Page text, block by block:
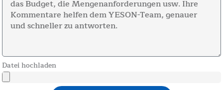
Datei hochladen